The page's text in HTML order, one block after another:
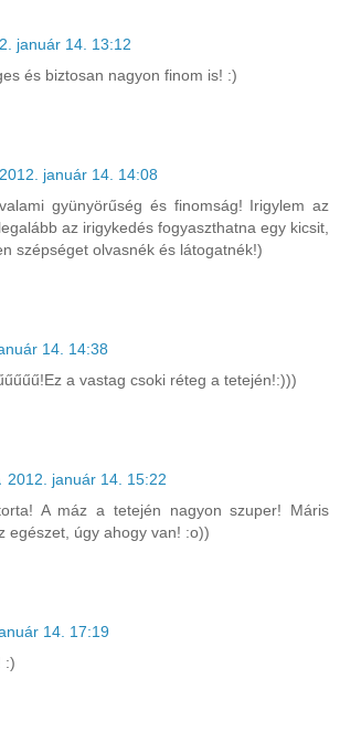
január 14. 13:12
és biztosan nagyon finom is! :)
2012. január 14. 14:08
gyünyörűség és finomság! Irigylem az
az irigykedés fogyaszthatna egy kicsit,
szépséget olvasnék és látogatnék!)
14. 14:38
a vastag csoki réteg a tetején!:)))
2012. január 14. 15:22
A máz a tetején nagyon szuper! Máris
egészet, úgy ahogy van! :o))
14. 17:19
:)